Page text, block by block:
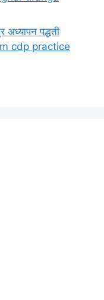
पद्धती
cdp practice